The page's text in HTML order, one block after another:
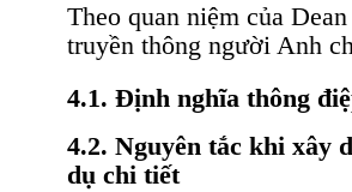
Theo quan niệm của
truyền thông người Anh
4.1. Định nghĩa thông
4.2. Nguyên tắc khi xây
dụ chi tiết